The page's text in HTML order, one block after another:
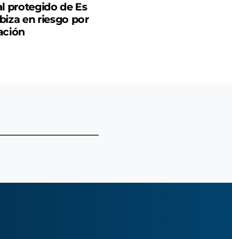
protegido de Es
en riesgo por